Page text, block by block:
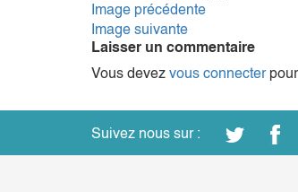
Image précédente
Image suivante
Laisser un commentaire
Vous devez vous connecterpour
Suivez nous sur :